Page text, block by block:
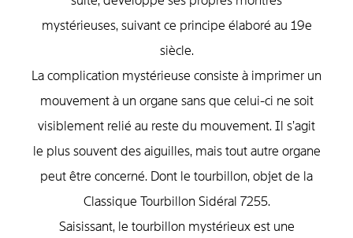
mystérieuses, suivant ce principe élaboré au 19e
siècle.
La complication mystérieuse consiste à imprimer un
mouvement à un organe sans que celui-ci ne soit
visiblement relié au reste du mouvement. Il s’agit
le plus souvent des aiguilles, mais tout autre organe
peut être concerné. Dont le tourbillon, objet de la
Classique Tourbillon Sidéral 7255.
Saisissant, le tourbillon mystérieux est une